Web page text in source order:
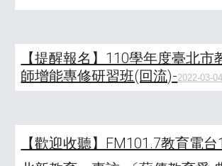
【提醒報名】110學年度臺北市
師增能專修研習班(回流)-2022-03-04
【歡迎收聽】FM101.7教育電